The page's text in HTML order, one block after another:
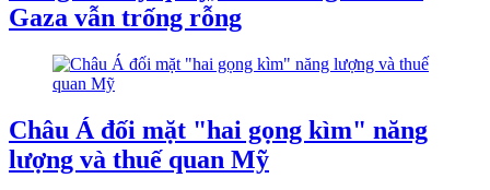
Gaza vẫn trống rỗng
Châu Á đối mặt "hai gọng kìm" năng
lượng và thuế quan Mỹ